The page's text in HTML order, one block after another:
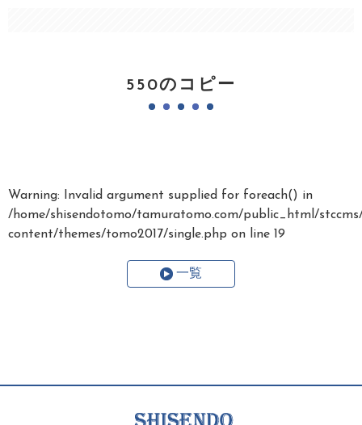
550のコピー
Warning: Invalid argument supplied for foreach() in
/home/shisendotomo/tamuratomo.com/public_html/
content/themes/tomo2017/single.php on line 19
一覧